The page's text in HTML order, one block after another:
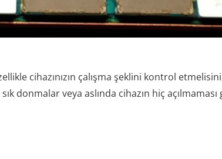
cihazınızın çalışma şeklini kontrol
donmalar veya aslında cihazın hiç